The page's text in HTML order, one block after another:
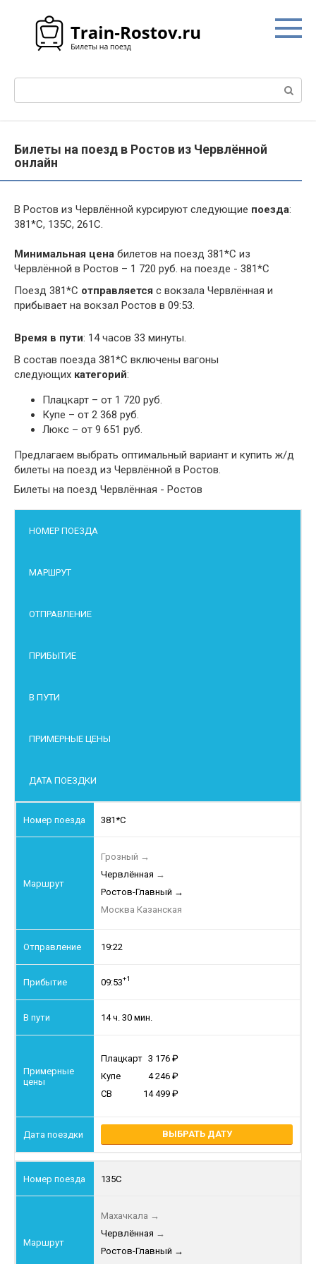
контенту
Билеты на поезд в Ростов из Червлённой
онлайн
В Ростов из Червлённой курсируют следующие поезда:
381*С, 135С, 261С.
Минимальная цена билетов на поезд 381*С из
Червлённой в Ростов – 1 720 руб. на поезде - 381*С
Поезд 381*С отправляется с вокзала Червлённая и
прибывает на вокзал Ростов в 09:53.
Время в пути: 14 часов 33 минуты.
В состав поезда 381*С включены вагоны
следующих категорий:
Плацкарт – от 1 720 руб.
Купе – от 2 368 руб.
Люкс – от 9 651 руб.
Предлагаем выбрать оптимальный вариант и купить ж/д
билеты на поезд из Червлённой в Ростов.
Билеты на поезд Червлённая - Ростов
НОМЕР ПОЕЗДА
МАРШРУТ
ОТПРАВЛЕНИЕ
ПРИБЫТИЕ
В ПУТИ
ПРИМЕРНЫЕ ЦЕНЫ
ДАТА ПОЕЗДКИ
381*С
Грозный →
Червлённая →
Ростов-Главный →
Москва Казанская
19:22
09:53+1
14 ч. 30 мин.
Плацкарт 3 176
Купе
4 246
СВ
14 499
ВЫБРАТЬ ДАТУ
135С
Махачкала →
Червлённая →
Ростов-Главный →